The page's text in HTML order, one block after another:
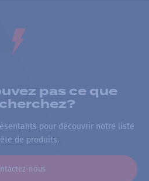
pas ce que
pour découvrir notre liste
de produits.
nous